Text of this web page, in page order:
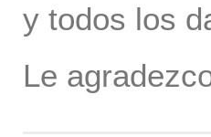
y todos los
Le